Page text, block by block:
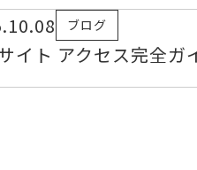
ブログ
イト アクセス完全